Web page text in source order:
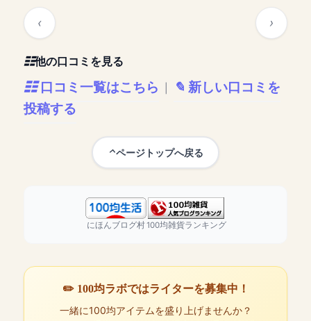
他の口コミを見る
口コミ一覧はこちら
新しい口コミを
投稿する
ページトップへ戻る
にほんブログ村100均雑貨ランキング
✏️ 100均ラボではライターを募集中！
一緒に100均アイテムを盛り上げませんか？